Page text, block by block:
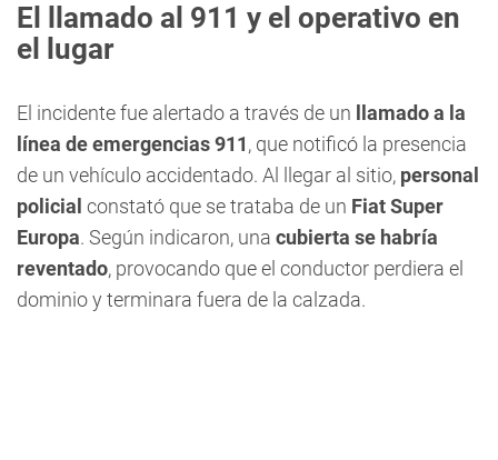
El llamado al 911 y el operativo en
el lugar
El incidente fue alertado a través de un
llamado a la
línea de emergencias 911, que notificó la presencia
de un vehículo accidentado. Al llegar al sitio, personal
policial constató que se trataba de un Fiat Super
Europa. Según indicaron, una cubierta se habría
reventado, provocando que el conductor perdiera el
dominio y terminara fuera de la calzada.